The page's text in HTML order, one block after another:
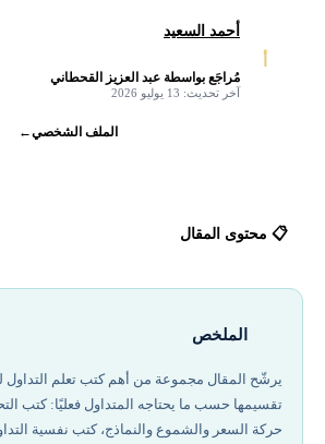
أحمد السعيد
مُراجَع بواسطة عبد العزيز القحطاني
آخر تحديث: 13 يوليو 2026
الملف الشخصي←
📋 محتوى المقال
كتب إدارة المال وبناء الأنظمة (علم البقاء في السوق)
الملخص
يرشّح المقال مجموعة من أهم كتب تعلم التداول
تقسيمها حسب ما يحتاجه المتداول فعليًا: كتب
حركة السعر والشموع والنماذج، كتب نفسية